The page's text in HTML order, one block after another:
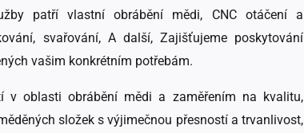
patří vlastní obrábění mědi, CNC otáčení a
svařování, A další, Zajišťujeme poskytování
vašim konkrétním potřebám.
v oblasti obrábění mědi a zaměřením na kvalitu,
složek s výjimečnou přesností a trvanlivost,